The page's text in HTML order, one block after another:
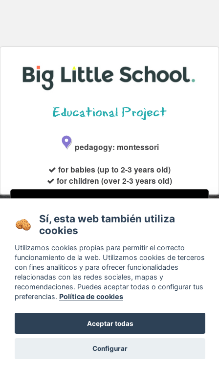
Educational Project
pedagogy: montessori
for babies (up to 2-3 years old)
for children (over 2-3 years old)
Subscribe to our newsletter
About
Terms and conditions
Configurar cookies
Ads / Jobs
Timeline
Sí, esta web también utiliza
cookies
Utilizamos cookies propias para permitir el correcto
funcionamiento de la web. Utilizamos cookies de terceros
con fines analíticos y para ofrecer funcionalidades
relacionadas con las redes sociales, mapas y
recomendaciones. Puedes aceptar todas o configurar tus
preferencias. Política de cookies
Aceptar todas
Configurar